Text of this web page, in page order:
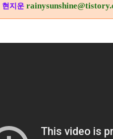
현지운